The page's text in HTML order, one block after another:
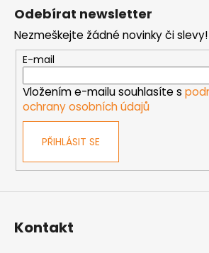
Odebírat newsletter
Nezmeškejte žádné novinky či slevy!
E-mail
Vložením e-mailu souhlasíte s
ochrany osobních údajů
PŘIHLÁSIT SE
Kontakt